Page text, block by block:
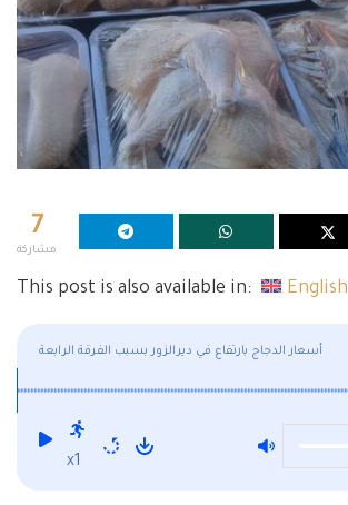
7
مشاركة
This post is also available in: English
أسعار الدجاج بارتفاع في ديرالزور بسبب الفرقة الرابعة
x1